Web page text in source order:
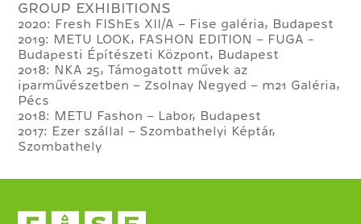
GROUP EXHIBITIONS
2020: Fresh FIShEs XII/A – Fise galéria, Budapest
2019: METU LOOK, FASHON EDITION – FUGA -
Budapesti Építészeti Központ, Budapest
2018: NKA 25, Támogatott művek az
iparművészetben – Zsolnay Negyed – m21 Galéria,
Pécs
2018: METU Fashon – Labor, Budapest
2017: Ezer szállal – Szombathelyi Képtár,
Szombathely